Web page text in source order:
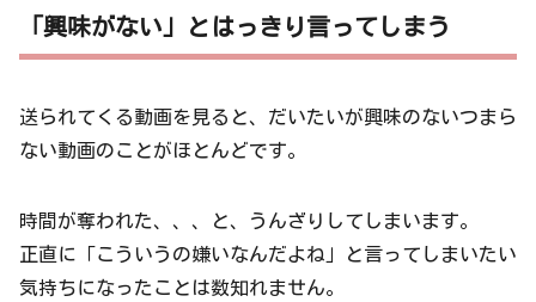
「興味がない」とはっきり言ってしまう
送られてくる動画を見ると、だいたいが興味のないつまら
ない動画のことがほとんどです。
時間が奪われた、、、と、うんざりしてしまいます。
正直に「こういうの嫌いなんだよね」と言ってしまいたい
気持ちになったことは数知れません。